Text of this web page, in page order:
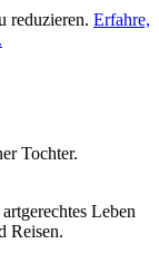
reduzieren. Erfahre,
Tochter.
Leben
Reisen.